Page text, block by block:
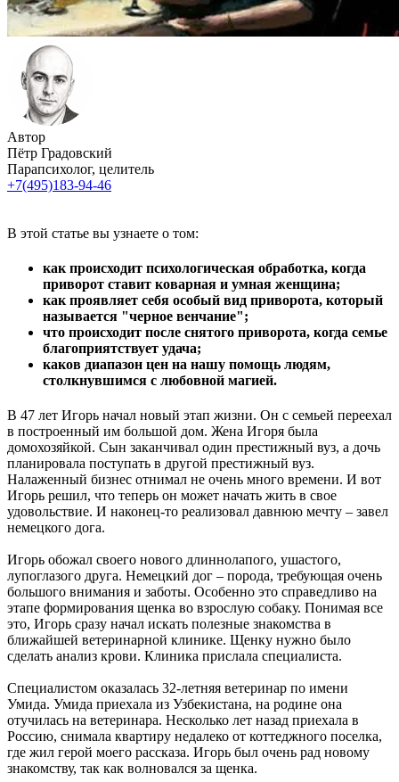
Автор
Пётр Градовский
Парапсихолог, целитель
+7(495)183-94-46
В этой статье вы узнаете о том:
как происходит психологическая обработка, когда
приворот ставит коварная и умная женщина;
как проявляет себя особый вид приворота, который
называется "черное венчание";
что происходит после снятого приворота, когда семье
благоприятствует удача;
каков диапазон цен на нашу помощь людям,
столкнувшимся с любовной магией.
В 47 лет Игорь начал новый этап жизни. Он с семьей переехал
в построенный им большой дом. Жена Игоря была
домохозяйкой. Сын заканчивал один престижный вуз, а дочь
планировала поступать в другой престижный вуз.
Налаженный бизнес отнимал не очень много времени. И вот
Игорь решил, что теперь он может начать жить в свое
удовольствие. И наконец-то реализовал давнюю мечту – завел
немецкого дога.
Игорь обожал своего нового длиннолапого, ушастого,
лупоглазого друга. Немецкий дог – порода, требующая очень
большого внимания и заботы. Особенно это справедливо на
этапе формирования щенка во взрослую собаку. Понимая все
это, Игорь сразу начал искать полезные знакомства в
ближайшей ветеринарной клинике. Щенку нужно было
сделать анализ крови. Клиника прислала специалиста.
Специалистом оказалась 32-летняя ветеринар по имени
Умида. Умида приехала из Узбекистана, на родине она
отучилась на ветеринара. Несколько лет назад приехала в
Россию, снимала квартиру недалеко от коттеджного поселка,
где жил герой моего рассказа. Игорь был очень рад новому
знакомству, так как волновался за щенка.